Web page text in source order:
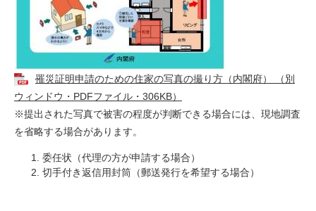
罹災証明申請のための住家の写真の撮り方（内閣府） （別
ウィンドウ・PDFファイル・306KB）
※提出された写真で被害の程度が判断できる場合には、現地調査
を省略する場合があります。
委任状（代理の方が申請する場合）
切手付き返信用封筒（郵送発行を希望する場合）